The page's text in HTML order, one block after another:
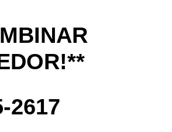
!**
2617